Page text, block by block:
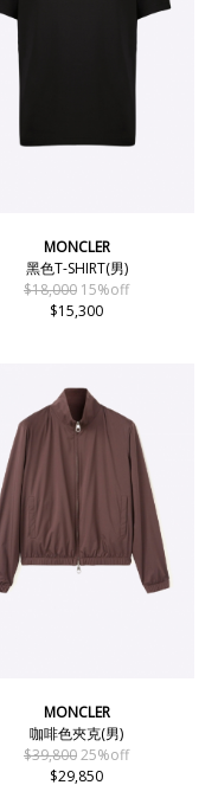
MONCLER
黑色T-SHIRT(男)
$18,000 15%off
$15,300
MONCLER
咖啡色夾克(男)
$39,80025%off
$29,850